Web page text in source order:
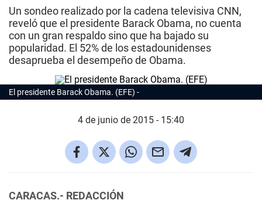
Un sondeo realizado por la cadena televisiva CNN,
reveló que el presidente Barack Obama, no cuenta
con un gran respaldo sino que ha bajado su
popularidad. El 52% de los estadounidenses
desaprueba el desempeño de Obama.
El presidente Barack Obama. (EFE)
4 de junio de 2015 - 15:40
CARACAS.- REDACCIÓN